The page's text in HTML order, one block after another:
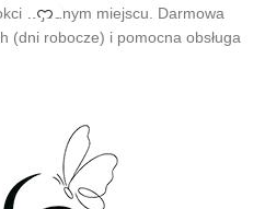
w jednym miejscu. Darmowa
(dni robocze) i pomocna obsługa